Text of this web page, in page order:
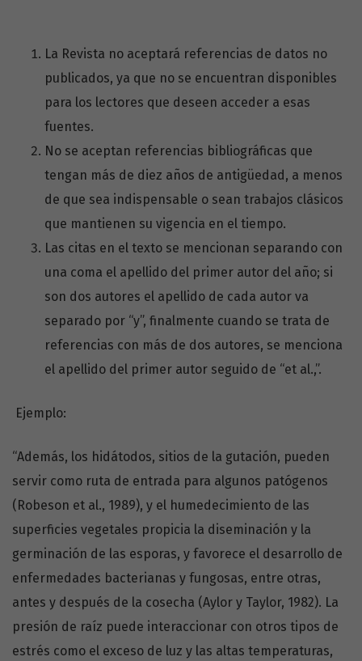
La Revista no aceptará referencias de datos no
publicados, ya que no se encuentran disponibles
para los lectores que deseen acceder a esas
fuentes.
No se aceptan referencias bibliográficas que
tengan más de diez años de antigüedad, a menos
de que sea indispensable o sean trabajos clásicos
que mantienen su vigencia en el tiempo.
Las citas en el texto se mencionan separando con
una coma el apellido del primer autor del año; si
son dos autores el apellido de cada autor va
separado por “y”, finalmente cuando se trata de
referencias con más de dos autores, se menciona
el apellido del primer autor seguido de “et al.,”.
Ejemplo:
“Además, los hidátodos, sitios de la gutación, pueden
servir como ruta de entrada para algunos patógenos
(Robeson et al., 1989), y el humedecimiento de las
superficies vegetales propicia la diseminación y la
germinación de las esporas, y favorece el desarrollo de
enfermedades bacterianas y fungosas, entre otras,
antes y después de la cosecha (Aylor y Taylor, 1982). La
presión de raíz puede interaccionar con otros tipos de
estrés como el exceso de luz y las altas temperaturas,